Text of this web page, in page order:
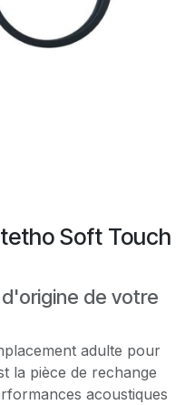
Soft Touch
de votre
adulte pour
la pièce de rechange
acoustiques